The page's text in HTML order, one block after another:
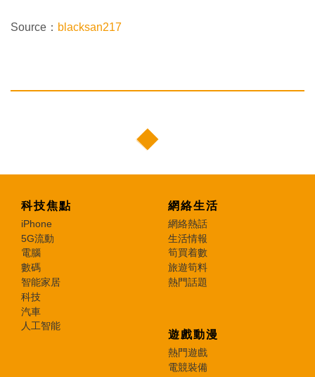
Source： blacksan217
科技焦點
iPhone
5G流動
電腦
數碼
智能家居
科技
汽車
人工智能
網絡生活
網絡熱話
生活情報
筍買着數
旅遊筍料
熱門話題
遊戲動漫
熱門遊戲
電競裝備